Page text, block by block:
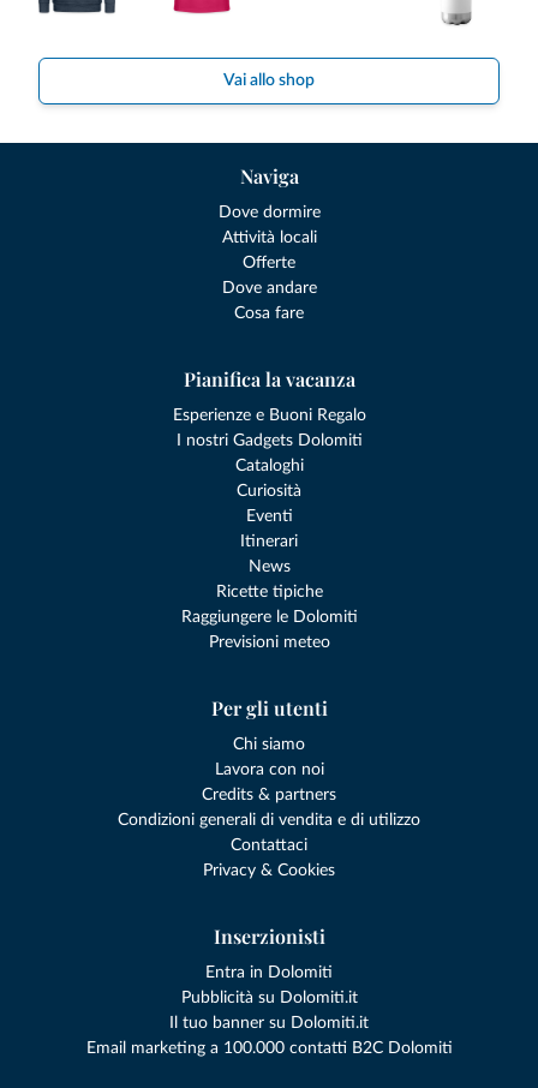
Vai allo shop
Naviga
Dove dormire
Attività locali
Offerte
Dove andare
Cosa fare
Pianifica la vacanza
Esperienze e Buoni Regalo
I nostri Gadgets Dolomiti
Cataloghi
Curiosità
Eventi
Itinerari
News
Ricette tipiche
Raggiungere le Dolomiti
Previsioni meteo
Per gli utenti
Chi siamo
Lavora con noi
Credits & partners
Condizioni generali di vendita e di utilizzo
Contattaci
Privacy & Cookies
Inserzionisti
Entra in Dolomiti
Pubblicità su Dolomiti.it
Il tuo banner su Dolomiti.it
Email marketing a 100.000 contatti B2C Dolomiti